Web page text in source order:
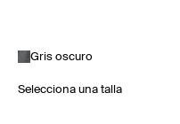
Gris oscuro
Selecciona una talla